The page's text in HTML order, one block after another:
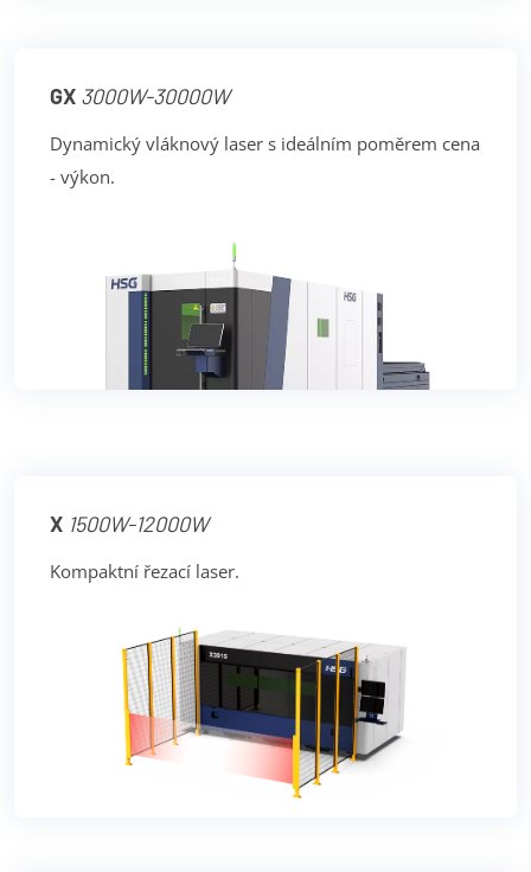
GX 3000W-30000W
Dynamický vláknový laser s ideálním poměrem cena
- výkon.
X 1500W-12000W
Kompaktní řezací laser.